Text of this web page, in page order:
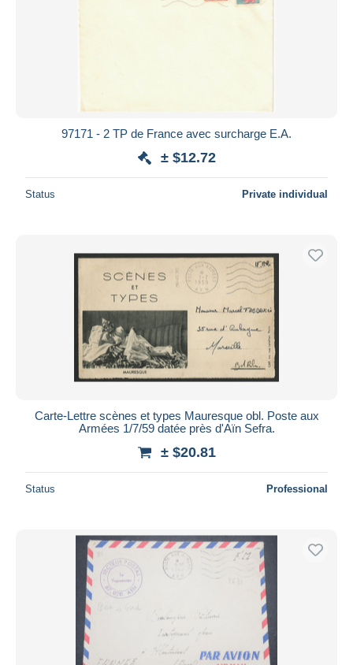
97171 - 2 TP de France avec surcharge E.A.
± $12.72
Status Private individual
Carte-Lettre scènes et types Mauresque obl. Poste aux
Armées 1/7/59 datée près d'Aïn Sefra.
± $20.81
Status Professional